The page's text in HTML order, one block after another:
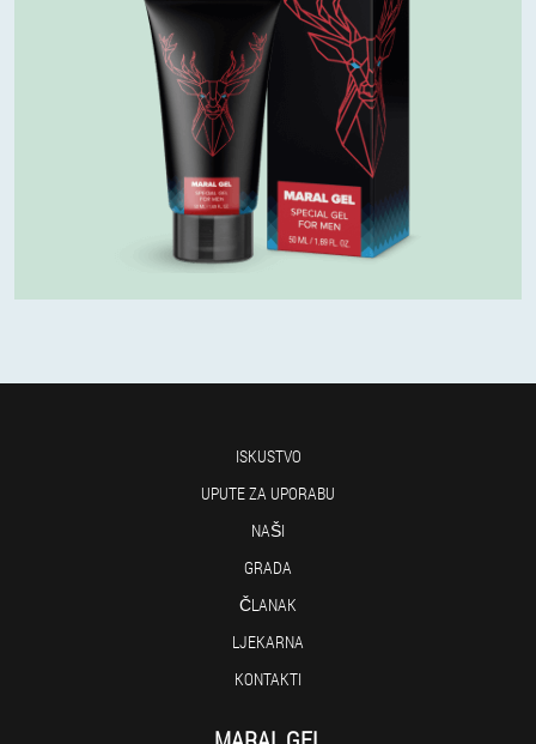
ISKUSTVO
UPUTE ZA UPORABU
NAŠI
GRADA
ČLANAK
LJEKARNA
KONTAKTI